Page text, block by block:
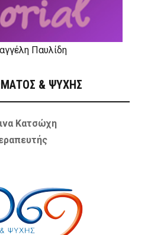
Παυλίδη
& ΨΥΧΗΣ
Κατσώχη